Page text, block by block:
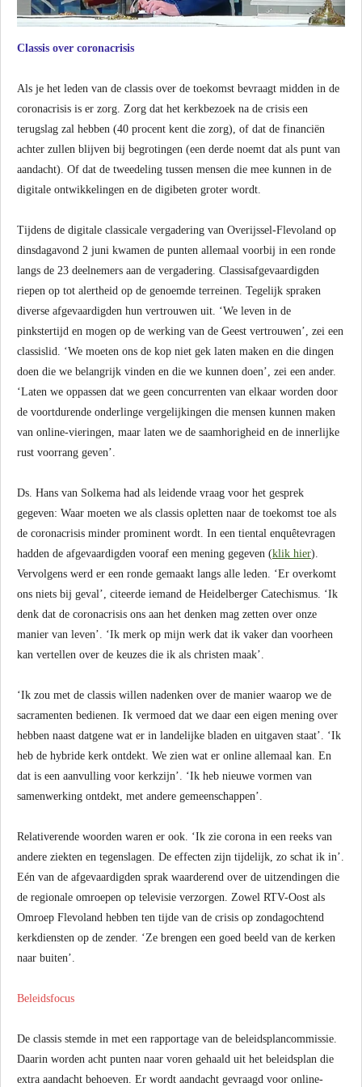
Classis over coronacrisis
Als je het leden van de classis over de toekomst bevraagt midden in de
coronacrisis is er zorg. Zorg dat het kerkbezoek na de crisis een
terugslag zal hebben (40 procent kent die zorg), of dat de financiën
achter zullen blijven bij begrotingen (een derde noemt dat als punt van
aandacht). Of dat de tweedeling tussen mensen die mee kunnen in de
digitale ontwikkelingen en de digibeten groter wordt.
Tijdens de digitale classicale vergadering van Overijssel-Flevoland op
dinsdagavond 2 juni kwamen de punten allemaal voorbij in een ronde
langs de 23 deelnemers aan de vergadering. Classisafgevaardigden
riepen op tot alertheid op de genoemde terreinen. Tegelijk spraken
diverse afgevaardigden hun vertrouwen uit. ‘We leven in de
pinkstertijd en mogen op de werking van de Geest vertrouwen’, zei een
classislid. ‘We moeten ons de kop niet gek laten maken en die dingen
doen die we belangrijk vinden en die we kunnen doen’, zei een ander.
‘Laten we oppassen dat we geen concurrenten van elkaar worden door
de voortdurende onderlinge vergelijkingen die mensen kunnen maken
van online-vieringen, maar laten we de saamhorigheid en de innerlijke
rust voorrang geven’.
Ds. Hans van Solkema had als leidende vraag voor het gesprek
gegeven: Waar moeten we als classis opletten naar de toekomst toe als
de coronacrisis minder prominent wordt. In een tiental enquêtevragen
hadden de afgevaardigden vooraf een mening gegeven (klik hier).
Vervolgens werd er een ronde gemaakt langs alle leden. ‘Er overkomt
ons niets bij geval’, citeerde iemand de Heidelberger Catechismus. ‘Ik
denk dat de coronacrisis ons aan het denken mag zetten over onze
manier van leven’. ‘Ik merk op mijn werk dat ik vaker dan voorheen
kan vertellen over de keuzes die ik als christen maak’.
‘Ik zou met de classis willen nadenken over de manier waarop we de
sacramenten bedienen. Ik vermoed dat we daar een eigen mening over
hebben naast datgene wat er in landelijke bladen en uitgaven staat’. ‘Ik
heb de hybride kerk ontdekt. We zien wat er online allemaal kan. En
dat is een aanvulling voor kerkzijn’. ‘Ik heb nieuwe vormen van
samenwerking ontdekt, met andere gemeenschappen’.
Relativerende woorden waren er ook. ‘Ik zie corona in een reeks van
andere ziekten en tegenslagen. De effecten zijn tijdelijk, zo schat ik in’.
Eén van de afgevaardigden sprak waarderend over de uitzendingen die
de regionale omroepen op televisie verzorgen. Zowel RTV-Oost als
Omroep Flevoland hebben ten tijde van de crisis op zondagochtend
kerkdiensten op de zender. ‘Ze brengen een goed beeld van de kerken
naar buiten’.
Beleidsfocus
De classis stemde in met een rapportage van de beleidsplancommissie.
Daarin worden acht punten naar voren gehaald uit het beleidsplan die
extra aandacht behoeven. Er wordt aandacht gevraagd voor online-